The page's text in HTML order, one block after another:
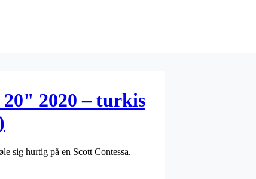
20" 2020 – turkis
sig hurtig på en Scott Contessa.